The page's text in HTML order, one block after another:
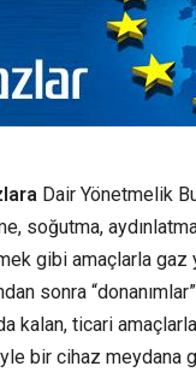
Dair Yönetmelik
soğutma,
gibi amaçlarla gaz
sonra
kalan, ticari
bir cihaz meydana